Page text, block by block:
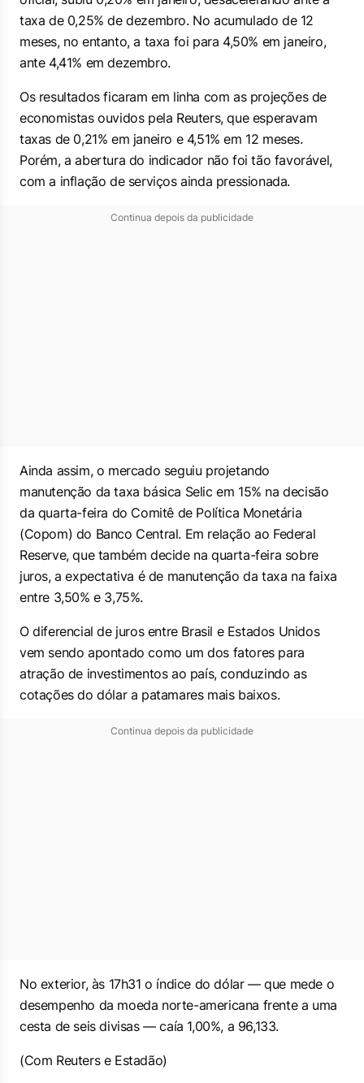
taxa de 0,25% de dezembro. No acumulado de 12
meses, no entanto, a taxa foi para 4,50% em janeiro,
ante 4,41% em dezembro.
Os resultados ficaram em linha com as projeções de
economistas ouvidos pela Reuters, que esperavam
taxas de 0,21% em janeiro e 4,51% em 12 meses.
Porém, a abertura do indicador não foi tão favorável,
com a inflação de serviços ainda pressionada.
Continua depois da publicidade
Ainda assim, o mercado seguiu projetando
manutenção da taxa básica Selic em 15% na decisão
da quarta-feira do Comitê de Política Monetária
(Copom) do Banco Central. Em relação ao Federal
Reserve, que também decide na quarta-feira sobre
juros, a expectativa é de manutenção da taxa na faixa
entre 3,50% e 3,75%.
O diferencial de juros entre Brasil e Estados Unidos
vem sendo apontado como um dos fatores para
atração de investimentos ao país, conduzindo as
cotações do dólar a patamares mais baixos.
Continua depois da publicidade
No exterior, às 17h31 o índice do dólar — que mede o
desempenho da moeda norte-americana frente a uma
cesta de seis divisas — caía 1,00%, a 96,133.
(Com Reuters e Estadão)